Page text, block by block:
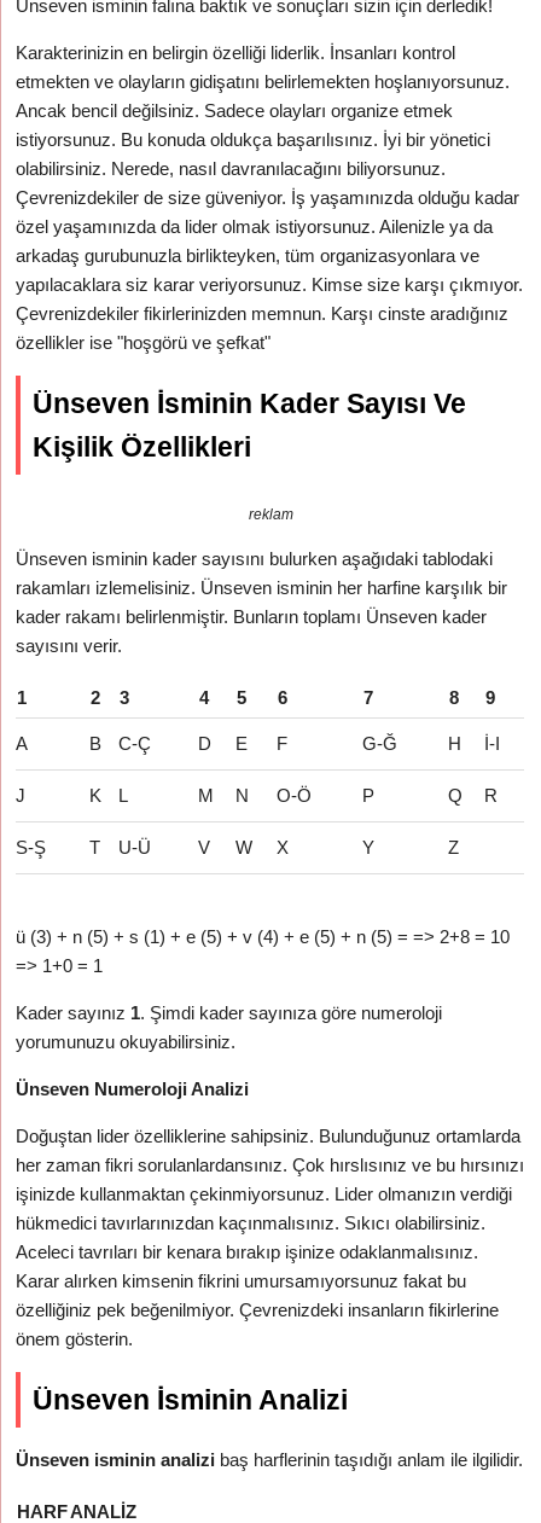
Ünseven isminin falına baktık ve sonuçları sizin için derledik!
Karakterinizin en belirgin özelliği liderlik. İnsanları kontrol
etmekten ve olayların gidişatını belirlemekten hoşlanıyorsunuz.
Ancak bencil değilsiniz. Sadece olayları organize etmek
istiyorsunuz. Bu konuda oldukça başarılısınız. İyi bir yönetici
olabilirsiniz. Nerede, nasıl davranılacağını biliyorsunuz.
Çevrenizdekiler de size güveniyor. İş yaşamınızda olduğu kadar
özel yaşamınızda da lider olmak istiyorsunuz. Ailenizle ya da
arkadaş gurubunuzla birlikteyken, tüm organizasyonlara ve
yapılacaklara siz karar veriyorsunuz. Kimse size karşı çıkmıyor.
Çevrenizdekiler fikirlerinizden memnun. Karşı cinste aradığınız
özellikler ise "hoşgörü ve şefkat"
Ünseven İsminin Kader Sayısı Ve
Kişilik Özellikleri
reklam
Ünseven isminin kader sayısını bulurken aşağıdaki tablodaki
rakamları izlemelisiniz. Ünseven isminin her harfine karşılık bir
kader rakamı belirlenmiştir. Bunların toplamı Ünseven kader
sayısını verir.
1 2 3 4 5 6 7 8 9
A B C-Ç D E F G-Ğ H İ-I
J K L M N O-Ö P Q R
S-Ş T U-Ü V W X Y Z
ü (3) + n (5) + s (1) + e (5) + v (4) + e (5) + n (5) = => 2+8 = 10
=> 1+0 = 1
Kader sayınız 1. Şimdi kader sayınıza göre numeroloji
yorumunuzu okuyabilirsiniz.
Ünseven Numeroloji Analizi
Doğuştan lider özelliklerine sahipsiniz. Bulunduğunuz ortamlarda
her zaman fikri sorulanlardansınız. Çok hırslısınız ve bu hırsınızı
işinizde kullanmaktan çekinmiyorsunuz. Lider olmanızın verdiği
hükmedici tavırlarınızdan kaçınmalısınız. Sıkıcı olabilirsiniz.
Aceleci tavrıları bir kenara bırakıp işinize odaklanmalısınız.
Karar alırken kimsenin fikrini umursamıyorsunuz fakat bu
özelliğiniz pek beğenilmiyor. Çevrenizdeki insanların fikirlerine
önem gösterin.
Ünseven İsminin Analizi
Ünseven isminin analizi baş harflerinin taşıdığı anlam ile ilgilidir.
HARFANALIZ